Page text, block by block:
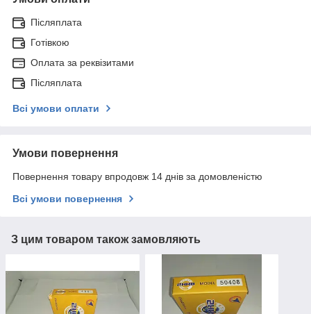
Післяплата
Готівкою
Оплата за реквізитами
Післяплата
Всі умови оплати
Умови повернення
Повернення товару впродовж 14 днів за домовленістю
Всі умови повернення
З цим товаром також замовляють